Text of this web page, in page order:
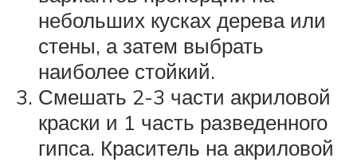
небольших кусках дерева или
стены, а затем выбрать
наиболее стойкий.
Смешать 2-3 части акриловой
краски и 1 часть разведенного
гипса. Краситель на акриловой